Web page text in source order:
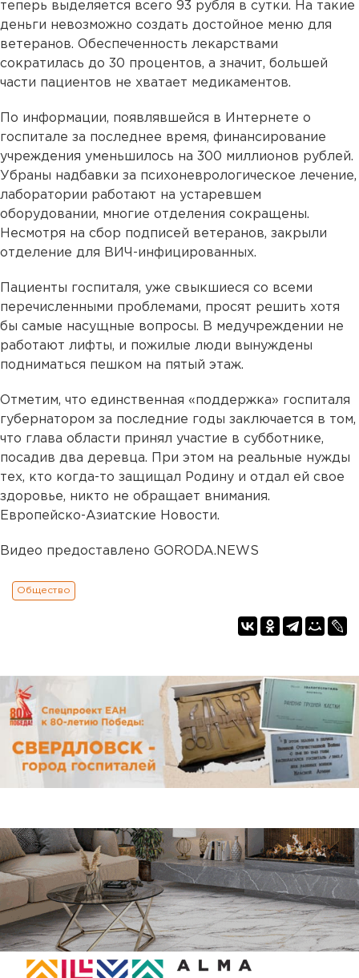
теперь выделяется всего 93 рубля в сутки. На такие
деньги невозможно создать достойное меню для
ветеранов. Обеспеченность лекарствами
сократилась до 30 процентов, а значит, большей
части пациентов не хватает медикаментов.
По информации, появлявшейся в Интернете о
госпитале за последнее время, финансирование
учреждения уменьшилось на 300 миллионов рублей.
Убраны надбавки за психоневрологическое лечение,
лаборатории работают на устаревшем
оборудовании, многие отделения сокращены.
Несмотря на сбор подписей ветеранов, закрыли
отделение для ВИЧ-инфицированных.
Пациенты госпиталя, уже свыкшиеся со всеми
перечисленными проблемами, просят решить хотя
бы самые насущные вопросы. В медучреждении не
работают лифты, и пожилые люди вынуждены
подниматься пешком на пятый этаж.
Отметим, что единственная «поддержка» госпиталя
губернатором за последние годы заключается в том,
что глава области принял участие в субботнике,
посадив два деревца. При этом на реальные нужды
тех, кто когда-то защищал Родину и отдал ей свое
здоровье, никто не обращает внимания.
Европейско-Азиатские Новости.
Видео предоставлено GORODA.NEWS
Общество